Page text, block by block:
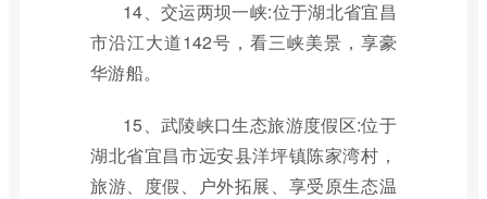
14、交运两坝一峡:位于湖北省宜昌
市沿江大道142号，看三峡美景，享豪
华游船。
15、武陵峡口生态旅游度假区:位于
湖北省宜昌市远安县洋坪镇陈家湾村，
旅游、度假、户外拓展、享受原生态温